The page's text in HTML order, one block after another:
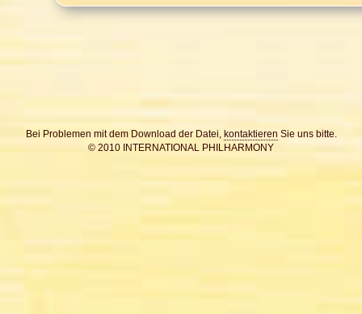
Bei Problemen mit dem Download der Datei, kontaktieren Sie uns bitte.
© 2010 INTERNATIONAL PHILHARMONY